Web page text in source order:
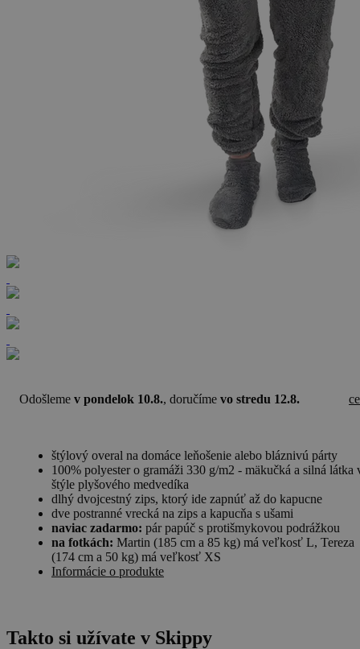
Odošleme v pondelok 10.8., doručíme vo stredu 12.8.
štýlový overal na domáce leňošenie alebo bláznivú párty
100% polyester o gramáži 330 g/m2 - mäkučká a silná látka
štýle plyšového medvedíka
dlhý dvojcestný zips, ktorý ide zapnúť až do kapucne
dve postranné vrecká na zips a kapucňa s ušami
naviac zadarmo: pár papúč s protišmykovou podrážkou
na fotkách: Martin (185 cm a 85 kg) má veľkosť L, Tereza
(174 cm a 50 kg) má veľkosť XS
Informácie o produkte
Takto si užívate v Skippy